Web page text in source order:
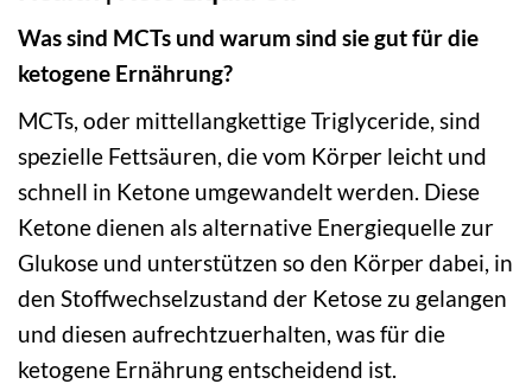
Was sind MCTs und warum sind sie gut für die
ketogene Ernährung?
MCTs, oder mittellangkettige Triglyceride, sind
spezielle Fettsäuren, die vom Körper leicht und
schnell in Ketone umgewandelt werden. Diese
Ketone dienen als alternative Energiequelle zur
Glukose und unterstützen so den Körper dabei, in
den Stoffwechselzustand der Ketose zu gelangen
und diesen aufrechtzuerhalten, was für die
ketogene Ernährung entscheidend ist.